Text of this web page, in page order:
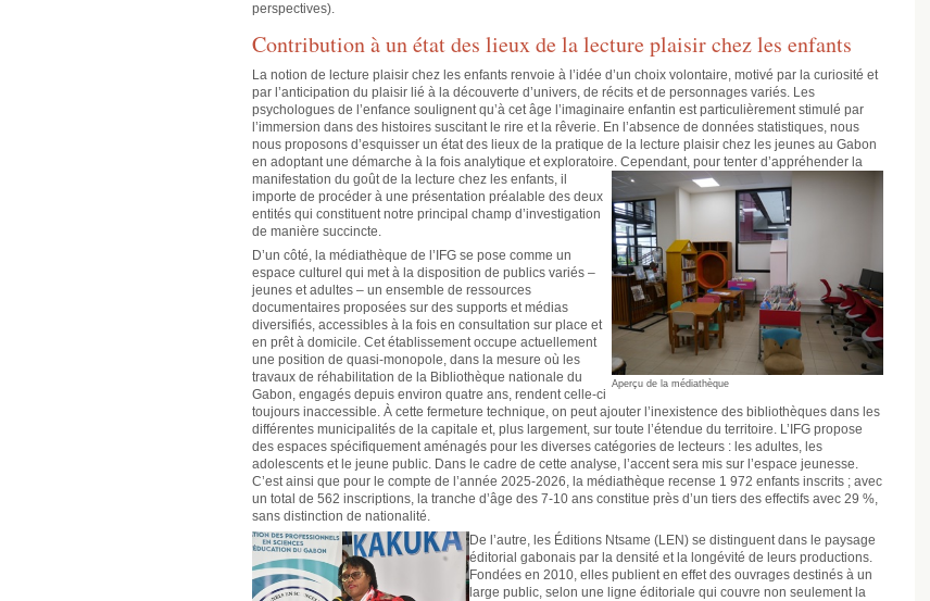
perspectives).
Contribution à un état des lieux de la lecture plaisir chez les enfants
La notion de lecture plaisir chez les enfants renvoie à l’idée d’un choix volontaire, motivé par la curiosité et
par l’anticipation du plaisir lié à la découverte d’univers, de récits et de personnages variés. Les
psychologues de l’enfance soulignent qu’à cet âge l’imaginaire enfantin est particulièrement stimulé par
l’immersion dans des histoires suscitant le rire et la rêverie. En l’absence de données statistiques, nous
nous proposons d’esquisser un état des lieux de la pratique de la lecture plaisir chez les jeunes au Gabon
en adoptant une démarche à la fois analytique et exploratoire. Cependant, pour tenter d’appréhender la
manifestation du goût de la lecture chez
Aperçu de la médiathèque
les enfants, il
importe de procéder à une présentation préalable des deux
entités qui constituent notre principal champ d’investigation
de manière succincte.
D’un côté, la médiathèque de l’IFG se pose comme un
espace culturel qui met à la disposition de publics variés –
jeunes et adultes – un ensemble de ressources
documentaires proposées sur des supports et médias
diversifiés, accessibles à la fois en consultation sur place et
en prêt à domicile. Cet établissement occupe actuellement
une position de quasi-monopole, dans la mesure où les
travaux de réhabilitation de la Bibliothèque nationale du
Gabon, engagés depuis environ quatre ans, rendent celle-ci
toujours inaccessible. À cette fermeture technique, on peut ajouter l’inexistence des bibliothèques dans les
différentes municipalités de la capitale et, plus largement, sur toute l’étendue du territoire. L’IFG propose
des espaces spécifiquement aménagés pour les diverses catégories de lecteurs : les adultes, les
adolescents et le jeune public. Dans le cadre de cette analyse, l’accent sera mis sur l’espace jeunesse.
C’est ainsi que pour le compte de l’année 2025-2026, la médiathèque recense 1 972 enfants inscrits ; avec
un total de 562 inscriptions, la tranche d’âge des 7-10 ans constitue près d’un tiers des effectifs avec 29 %,
sans distinction de nationalité.
De l’autre, les Éditions Ntsame (LEN) se distinguent dans le paysage
éditorial gabonais par la densité et la longévité de leurs productions.
Fondées en 2010, elles publient en effet des ouvrages destinés à un
large public, selon une ligne éditoriale qui couvre non seulement la